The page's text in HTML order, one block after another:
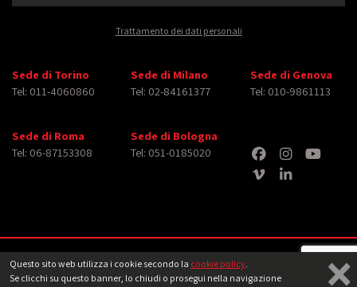
Questo sito web utilizza i cookie secondo la cookie policy.
Se clicchi su questo banner, lo chiudi o prosegui nella navigazione
×
Trattamento dei dati personali
Sede di Torino
Tel: 011-4060860
Sede di Milano
Tel: 02-84161377
Sede di Genova
Tel: 010-9861113
Sede di Roma
Tel: 06-87153308
Sede di Bologna
Tel: 051-0185020
Copyright © 2026 iMasterArt S.r.l. ‐ All rights reserved. Tutti i diritti relativi ad
immagini e video pubblicati sono dei rispettiviaventi diritto Note legali